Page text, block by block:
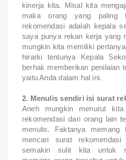
kinerja kita. Misal kita
maka orang yang paling
rekomendasi adalah kepala
saya punya rekan kerja yang
mungkin kita memiliki
hirarki tentunya Kepala
berhak memberikan penilaian
yaitu Anda dalam hal ini.
2. Menulis sendiri isi surat
Aneh mungkin menurut
rekomendasi dari orang lain
menulis. Faktanya memang
mencari surat
semakin sulit kita untuk